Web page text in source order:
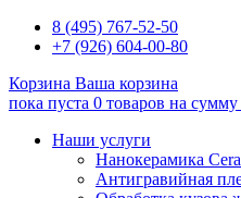
8 (495) 767-52-50
+7 (926) 604-00-80
Корзина Ваша корзина
пока пуста 0 товаров на сумму
Наши услуги
Нанокерамика
Антигравийная